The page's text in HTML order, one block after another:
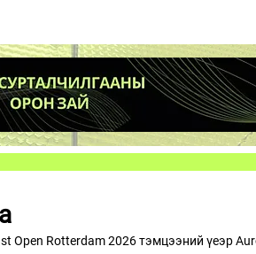
Open Rotterdam 2026 тэмцээний үеэр